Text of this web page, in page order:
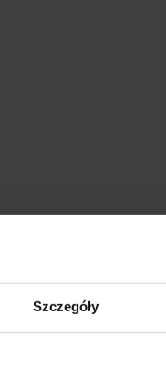
Szczegóły